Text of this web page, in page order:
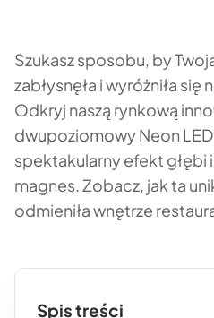
Szukasz sposobu, by
zabłysnęła i wyróżniła się
Odkryj naszą rynkową
dwupoziomowy Neon
spektakularny efekt głębi
magnes. Zobacz, jak ta
odmieniła wnętrze
Spis treści